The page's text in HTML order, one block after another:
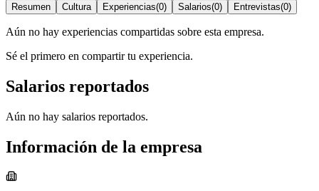
Resumen
Cultura Experiencias(0) Salarios(0) Entrevistas(0)
Aún no hay experiencias compartidas sobre esta empresa.
Sé el primero en compartir tu experiencia.
Salarios reportados
Aún no hay salarios reportados.
Información de la empresa